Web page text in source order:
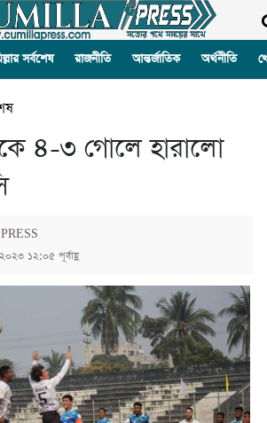
সর্বশেষ রাজনীতি আন্তর্জাতিক অর্থনীতি
৪-৩ গোলে হারালো
১২:০৫ পূর্বাহ্ণ